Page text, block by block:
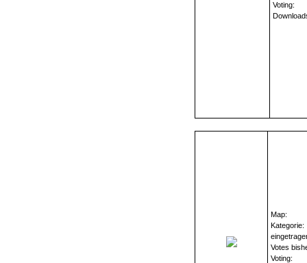
Voting:
Map:
Kategorie:
Votes
Voting: